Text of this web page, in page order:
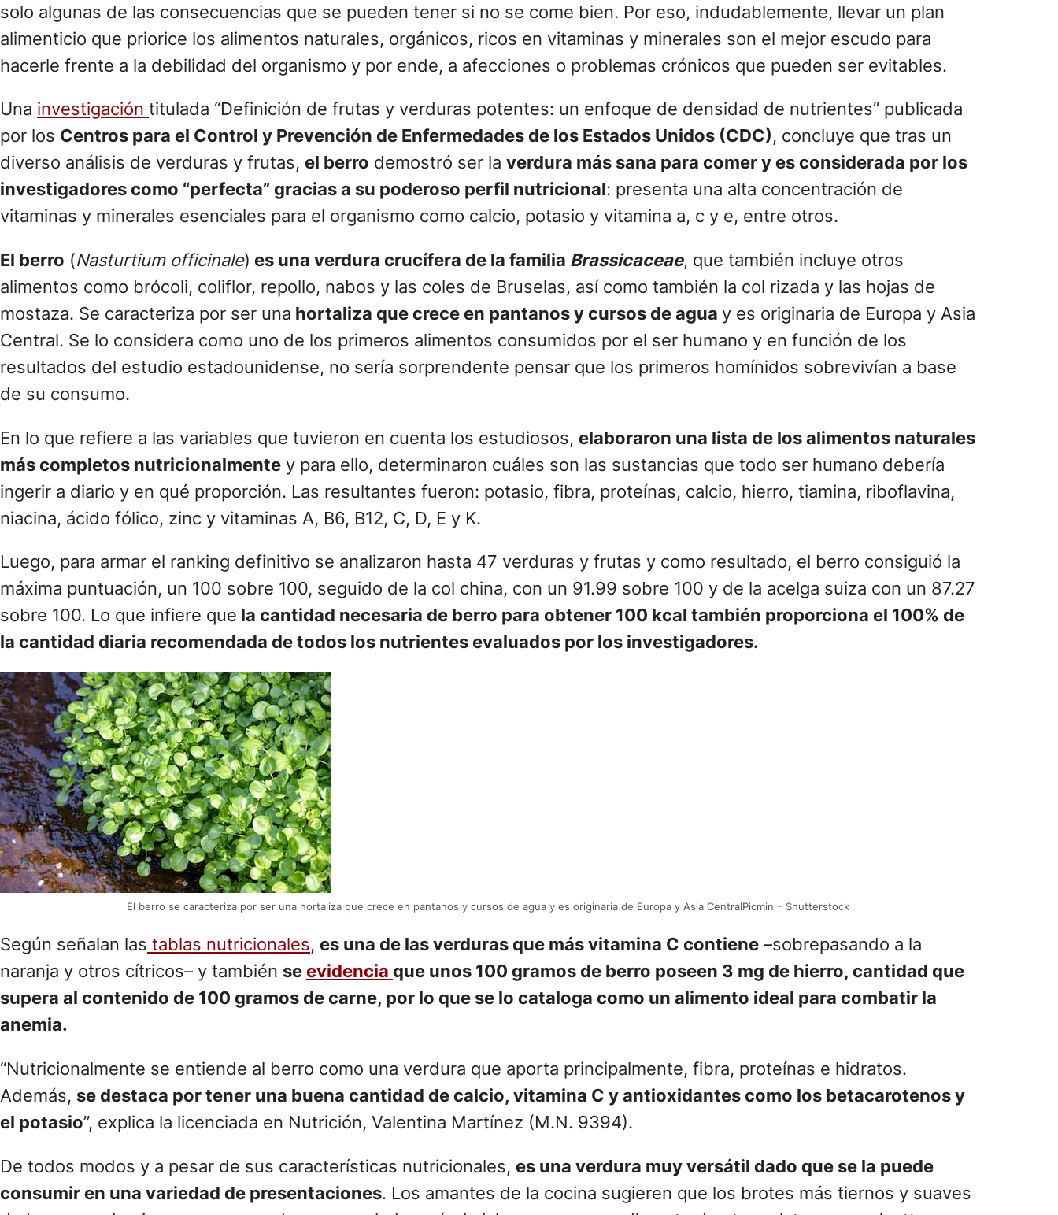
solo algunas de las consecuencias que se pueden tener si no se come bien. Por eso, indudablemente, llevar un plan
alimenticio que priorice los alimentos naturales, orgánicos, ricos en vitaminas y minerales son el mejor escudo para
hacerle frente a la debilidad del organismo y por ende, a afecciones o problemas crónicos que pueden ser evitables.
Una investigación titulada “Definición de frutas y verduras potentes: un enfoque de densidad de nutrientes” publicada
por los Centros para el Control y Prevención de Enfermedades de los Estados Unidos (CDC), concluye que tras un
diverso análisis de verduras y frutas, el berro demostró ser la verdura más sana para comer y es considerada por los
investigadores como “perfecta” gracias a su poderoso perfil nutricional: presenta una alta concentración de
vitaminas y minerales esenciales para el organismo como calcio, potasio y vitamina a, c y e, entre otros.
El berro (Nasturtium officinale) es una verdura crucífera de la familia Brassicaceae, que también incluye otros
alimentos como brócoli, coliflor, repollo, nabos y las coles de Bruselas, así como también la col rizada y las hojas de
mostaza. Se caracteriza por ser una hortaliza que crece en pantanos y cursos de agua y es originaria de Europa y Asia
Central. Se lo considera como uno de los primeros alimentos consumidos por el ser humano y en función de los
resultados del estudio estadounidense, no sería sorprendente pensar que los primeros homínidos sobrevivían a base
de su consumo.
En lo que refiere a las variables que tuvieron en cuenta los estudiosos, elaboraron una lista de los alimentos naturales
más completos nutricionalmente y para ello, determinaron cuáles son las sustancias que todo ser humano debería
ingerir a diario y en qué proporción. Las resultantes fueron: potasio, fibra, proteínas, calcio, hierro, tiamina, riboflavina,
niacina, ácido fólico, zinc y vitaminas A, B6, B12, C, D, E y K.
Luego, para armar el ranking definitivo se analizaron hasta 47 verduras y frutas y como resultado, el berro consiguió la
máxima puntuación, un 100 sobre 100, seguido de la col china, con un 91.99 sobre 100 y de la acelga suiza con un 87.27
sobre 100. Lo que infiere que la cantidad necesaria de berro para obtener 100 kcal también proporciona el 100% de
la cantidad diaria recomendada de todos los nutrientes evaluados por los investigadores.
El berro se caracteriza por ser una hortaliza que crece en pantanos y cursos de agua y es originaria de Europa y Asia CentralPicmin – Shutterstock
Según señalan las tablas nutricionales, es una de las verduras que más vitamina C contiene –sobrepasando a la
naranja y otros cítricos– y también seevidencia que unos 100 gramos de berro poseen 3 mg de hierro, cantidad que
supera al contenido de 100 gramos de carne, por lo que se lo cataloga como un alimento ideal para combatir la
anemia.
“Nutricionalmente se entiende al berro como una verdura que aporta principalmente, fibra, proteínas e hidratos.
Además, se destaca por tener una buena cantidad de calcio, vitamina C y antioxidantes como los betacarotenos y
el potasio”, explica la licenciada en Nutrición, Valentina Martínez (M.N. 9394).
De todos modos y a pesar de sus características nutricionales, es una verdura muy versátil dado que se la puede
consumir en una variedad de presentaciones. Los amantes de la cocina sugieren que los brotes más tiernos y suaves